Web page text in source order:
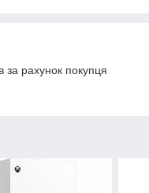
за рахунок покупця